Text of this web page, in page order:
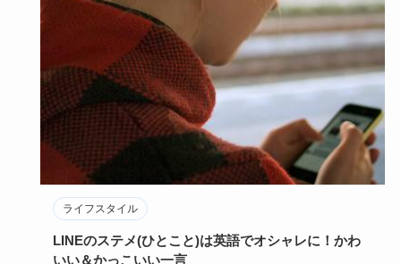
ライフスタイル
LINEのステメ(ひとこと)は英語でオシャレに！かわ
いい＆かっこいい一言